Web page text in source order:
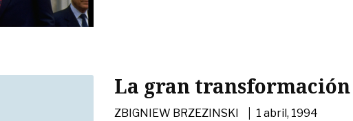
La gran transformación
ZBIGNIEW BRZEZINSKI | 1 abril, 1994